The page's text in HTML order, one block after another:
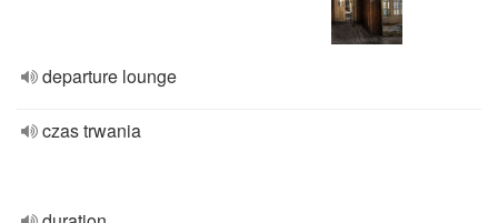
departure lounge
czas trwania